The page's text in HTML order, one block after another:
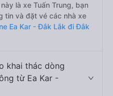
là xe Tuấn Trung, bạn
tin và đặt vé các nhà xe
Ea Kar - Đắk Lắk đi Đắk
khai thác dòng
từ Ea Kar -